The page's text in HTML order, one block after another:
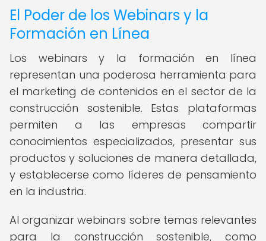
El Poder de los Webinars y la
Formación en Línea
Los webinars y la formación en línea
representan una poderosa herramienta para
el marketing de contenidos en el sector de la
construcción sostenible. Estas plataformas
permiten a las empresas compartir
conocimientos especializados, presentar sus
productos y soluciones de manera detallada,
y establecerse como líderes de pensamiento
en la industria.
Al organizar webinars sobre temas relevantes
para la construcción sostenible, como